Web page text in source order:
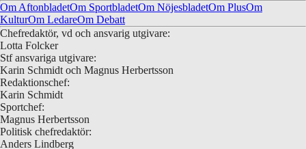
Om AftonbladetOm SportbladetOm NöjesbladetOm PlusOm
KulturOm LedareOm Debatt
Chefredaktör, vd och ansvarig utgivare:
Lotta Folcker
Stf ansvariga utgivare:
Karin Schmidt och Magnus Herbertsson
Redaktionschef:
Karin Schmidt
Sportchef:
Magnus Herbertsson
Politisk chefredaktör:
Anders Lindberg